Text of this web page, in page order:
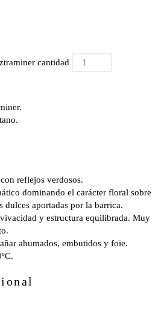
cantidad
reflejos verdosos.
dominando el carácter floral sobre
dulces aportadas por la barrica.
y estructura equilibrada. Muy
ahumados, embutidos y foie.